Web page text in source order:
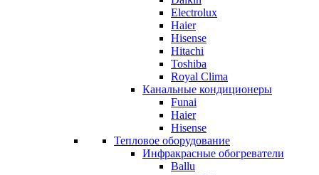
Electrolux
Haier
Hisense
Hitachi
Toshiba
Royal Clima
Канальные кондиционеры
Funai
Haier
Hisense
Тепловое оборудование
Инфракрасные обогреватели
Ballu